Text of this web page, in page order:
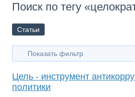
Поиск по тегу
Статьи
Показать фильтр
Цель - инструмент
политики